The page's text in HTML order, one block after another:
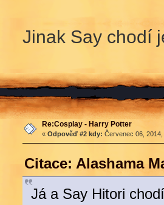
Jinak Say chodí
Re:Cosplay - Harry Potter
« Odpověď #2 kdy: Červenec 06,
Citace: Alashama
Já a Say Hitori